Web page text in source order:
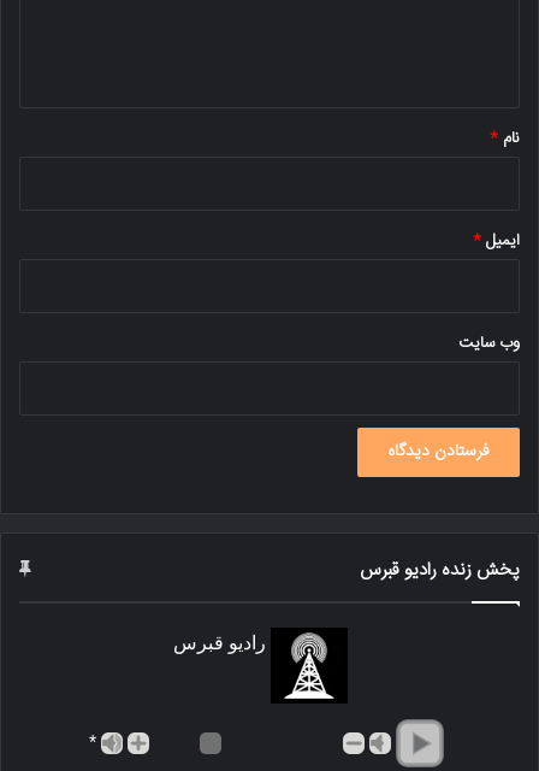
نام *
ایمیل*
وب‌ سایت
پخش زنده رادیو قبرس
رادیو قبرس
*